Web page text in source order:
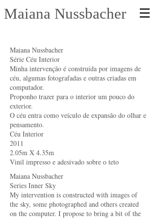
Maiana Nussbacher
Maiana Nussbacher
Série Céu Interior
Minha intervenção é construída por imagens de
céu, algumas fotografadas e outras criadas em
computador.
Proponho trazer para o interior um pouco do
exterior.
O céu entra como veículo de expansão do olhar e
pensamento.
Céu Interior
2011
2.05m X 4.35m
Vinil impresso e adesivado sobre o teto
Maiana Nussbacher
Series Inner Sky
My intervention is constructed with images of
the sky, some photographed and others created
on the computer. I propose to bring a bit of the